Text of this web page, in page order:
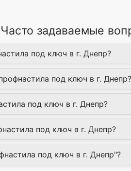
задаваемые
под ключ в г. Днепр?
под ключ в г. Днепр?
под ключ в г. Днепр?
под ключ в г. Днепр?
под ключ в г. Днепр"?